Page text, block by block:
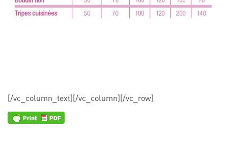
[/vc_column_text][/vc_column][/vc_row]